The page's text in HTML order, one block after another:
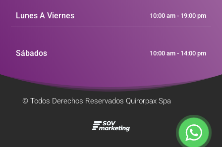
Lunes A Viernes 10:00 am - 19:00 pm
Sábados 10:00 am - 14:00 pm
© Todos Derechos Reservados Quirorpax Spa